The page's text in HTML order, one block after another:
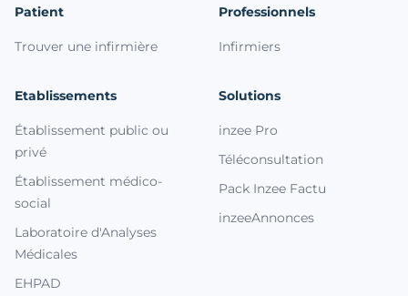
Patient
Trouver une infirmière
Professionnels
Infirmiers
Etablissements
Établissement public ou
privé
Établissement médico-
social
Laboratoire d'Analyses
Médicales
EHPAD
Solutions
inzee Pro
Téléconsultation
Pack Inzee Factu
inzeeAnnonces